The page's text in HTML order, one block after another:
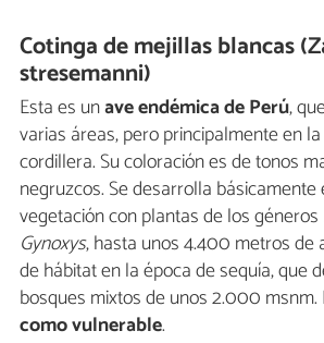
Cotinga de mejillas blancas
stresemanni)
Esta es unave endémica de Perú,
varias áreas, pero principalmente en
cordillera. Su coloración es de tonos
negruzcos. Se desarrolla
vegetación con plantas de los géneros
Gynoxys, hasta unos 4.400 metros de
de hábitat en la época de sequía, que
bosques mixtos de unos 2.000 msnm.
como vulnerable.